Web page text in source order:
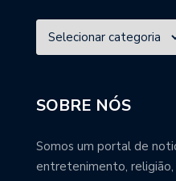
SOBRE NÓS
Somos um portal de
entretenimento, religião,